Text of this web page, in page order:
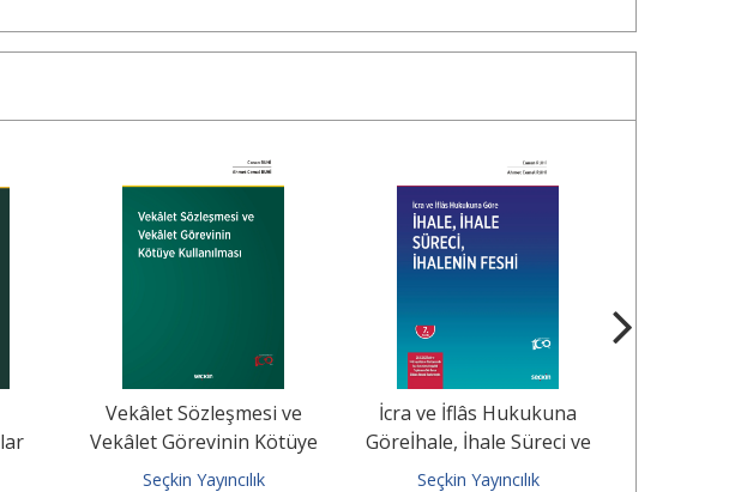
Vekâlet Sözleşmesi ve
Vekâlet Görevinin Kötüye
Kullanılması
Seçkin Yayıncılık
İcra ve İflâs Hukukuna
Göreİhale, İhale Süreci ve
İhalenin Feshi
Seçkin Yayıncılık